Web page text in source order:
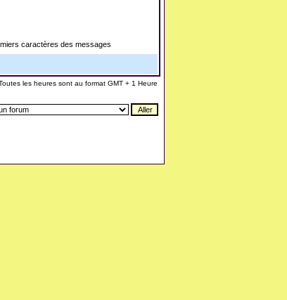
caractères des messages
les heures sont au format GMT + 1 Heure